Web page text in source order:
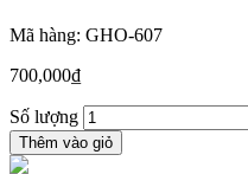
Mã hàng: GHO-607
700,000₫
Số lượng
Thêm vào giỏ